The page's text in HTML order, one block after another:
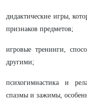
дидактические игры,
признаков предметов;
игровые тренинги,
другими;
психогимнастика и
спазмы и зажимы,